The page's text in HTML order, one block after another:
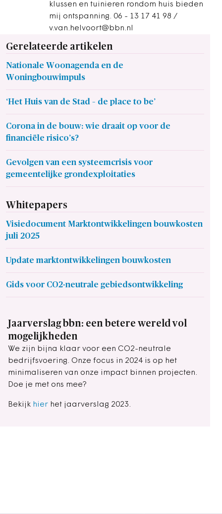
klussen en tuinieren rondom huis bieden
mij ontspanning. 06 - 13 17 41 98 /
v.van.helvoort@bbn.nl
Gerelateerde artikelen
Nationale Woonagenda en de
Woningbouwimpuls
‘Het Huis van de Stad – de place to be’
Corona in de bouw: wie draait op voor de
financiële risico’s?
Gevolgen van een systeemcrisis voor
gemeentelijke grondexploitaties
Whitepapers
Visiedocument Marktontwikkelingen bouwkosten
juli 2025
Update marktontwikkelingen bouwkosten
Gids voor CO2-neutrale gebiedsontwikkeling
Jaarverslag bbn: een betere wereld vol
mogelijkheden
We zijn bijna klaar voor een CO2-neutrale
bedrijfsvoering. Onze focus in 2024 is op het
minimaliseren van onze impact binnen projecten.
Doe je met ons mee?
Bekijk hier het jaarverslag 2023.